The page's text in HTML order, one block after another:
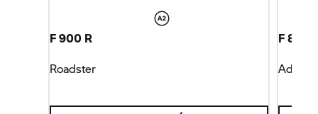
F 900 R
Roadster
F 800